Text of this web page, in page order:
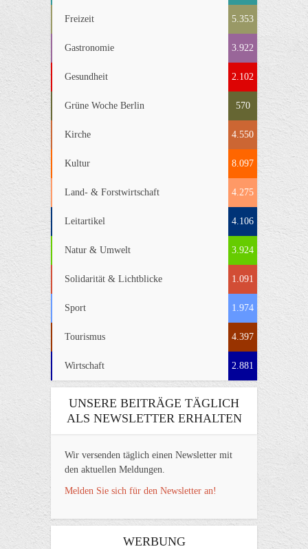
Freizeit 5.353
Gastronomie 3.922
Gesundheit 2.102
Grüne Woche Berlin 570
Kirche 4.550
Kultur 8.097
Land- & Forstwirtschaft 4.275
Leitartikel 4.106
Natur & Umwelt 3.924
Solidarität & Lichtblicke 1.091
Sport 1.974
Tourismus 4.397
Wirtschaft 2.881
UNSERE BEITRÄGE TÄGLICH
ALS NEWSLETTER ERHALTEN
Wir versenden täglich einen Newsletter mit
den aktuellen Meldungen.
Melden Sie sich für den Newsletter an!
WERBUNG